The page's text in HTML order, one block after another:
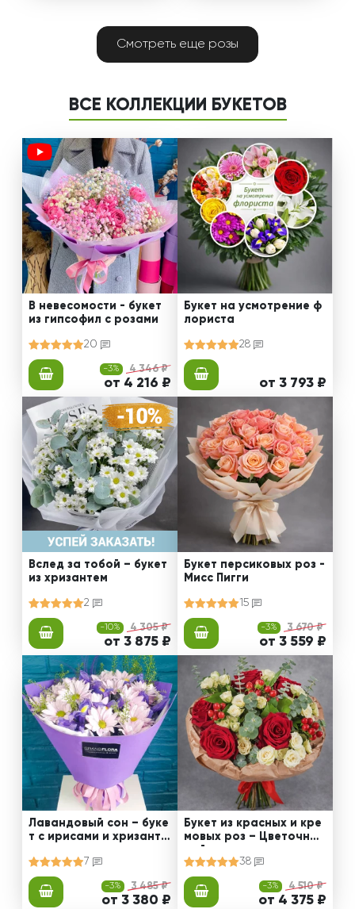
Смотреть еще розы
ВСЕ КОЛЛЕКЦИИ БУКЕТОВ
В невесомости - букет
из гипсофил с розами
20
-3% 4 346 ₽
от 4 216 ₽
Букет на усмотрение ф
лориста
28
от 3 793 ₽
Вслед за тобой – букет
из хризантем
2
-10% 4 305 ₽
от 3 875 ₽
Букет персиковых роз -
Мисс Пигги
15
-3% 3 670 ₽
от 3 559 ₽
Лавандовый сон – буке
т с ирисами и хризанте
7
-3% 3 485 ₽
от 3 380 ₽
Букет из красных и кре
мовых роз – Цветочный
38
-3% 4 510 ₽
от 4 375 ₽